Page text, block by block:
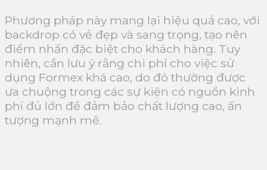
Phương pháp này mang lại hiệu quả cao, với
backdrop có vẻ đẹp và sang trọng, tạo nên
điểm nhấn đặc biệt cho khách hàng. Tuy
nhiên, cần lưu ý rằng chi phí cho việc sử
dụng Formex khá cao, do đó thường được
ưa chuộng trong các sự kiện có nguồn kinh
phí đủ lớn để đảm bảo chất lượng cao, ấn
tượng mạnh mẽ.